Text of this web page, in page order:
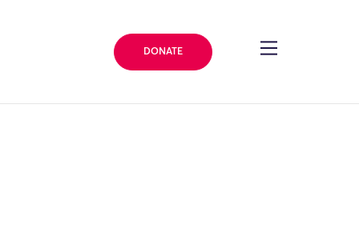
DONATE